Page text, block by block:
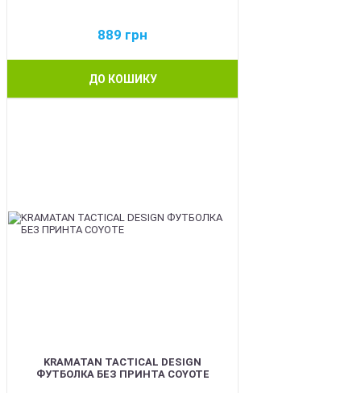
889 грн
ДО КОШИКУ
KRAMATAN TACTICAL DESIGN
ФУТБОЛКА БЕЗ ПРИНТА COYOTE